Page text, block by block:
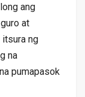
ang
at
ng
na
pumapasok